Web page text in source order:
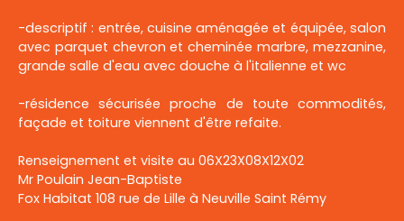
-descriptif : entrée, cuisine aménagée et équipée, salon
avec parquet chevron et cheminée marbre, mezzanine,
grande salle d'eau avec douche à l'italienne et wc
-résidence sécurisée proche de toute commodités,
façade et toiture viennent d'être refaite.
Renseignement et visite au 06X23X08X12X02
Mr Poulain Jean-Baptiste
Fox Habitat 108 rue de Lille à Neuville Saint Rémy